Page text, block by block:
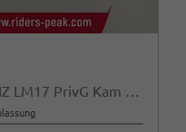
LIFE eTSI neuMod 5JGar SHZ LM17 PrivG Kam Alarm